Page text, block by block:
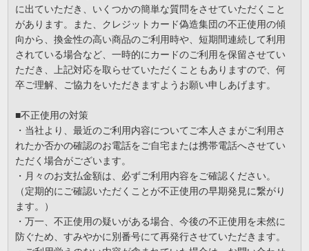
に出ていただき、いくつかの簡単な質問をさせていただくこと
があります。また、クレジットカード偽造集団の不正使用の傾
向から、換金性の高い商品のご利用時や、短期間連続して利用
されている場合など、一時的にカードのご利用を保留させてい
ただき、上記対応を取らせていただくこともありますので、何
卒ご理解、ご協力をいただきますようお願い申しあげます。
■不正使用の対策
・当社より、最近のご利用内容についてご本人さまがご利用さ
れたか否かの確認のお電話をご自宅または携帯電話へさせてい
ただく場合がございます。
・月々のお支払金額は、必ずご利用内容をご確認ください。
（定期的にご確認いただくことが不正使用の早期発見に繋がり
ます。）
・万一、不正使用の疑いがある場合、今後の不正使用を未然に
防ぐため、すみやかに別番号にて再発行させていただきます。